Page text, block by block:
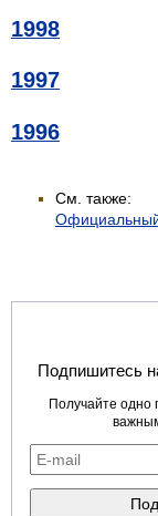
1998
1997
1996
См. также:
Подпишитесь
Получайте одно